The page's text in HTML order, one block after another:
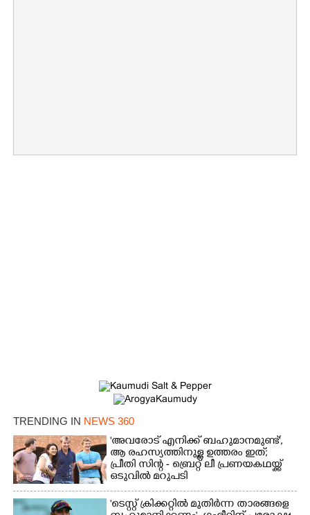
TRENDING IN NEWS 360
'അവരോട് എനിക്ക് ബഹുമാനമുണ്ട്',​
ആ രഹസ്യത്തിനുള്ള ഉത്തരം ഇത്;
പ്രീതി സിന്റ - ബ്രെറ്റ് ലീ പ്രണയകഥയ്ക്ക്
ഒടുവിൽ മറുപടി
'ടെസ്റ്റ് ക്രിക്കറ്റിൽ മുതിർന്ന താരങ്ങളെ